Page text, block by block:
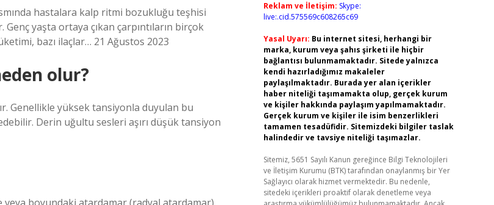
hastalara kalp ritmi bozukluğu teşhisi
yaşta ortaya çıkan çarpıntıların birçok
bazı ilaçlar… 21 Ağustos 2023
olur?
Genellikle yüksek tansiyonla duyulan bu
Derin uğultu sesleri aşırı düşük tansiyon
Reklam ve İletişim: Skype:
live:.cid.575569c608265c69
Yasal Uyarı: Bu internet sitesi, herhangi bir
marka, kurum veya şahıs şirketi ile hiçbir
bağlantısı bulunmamaktadır. Sitede yalnızca
kendi hazırladığımız makaleler
paylaşılmaktadır. Burada yer alan içerikler
haber niteliği taşımamakta olup, gerçek kurum
ve kişiler hakkında paylaşım yapılmamaktadır.
Gerçek kurum ve kişiler ile isim benzerlikleri
tamamen tesadüfidir. Sitemizdeki bilgiler taslak
halindedir ve tavsiye niteliği taşımazlar.
Sitemiz, 5651 Sayılı Kanun gereğince Bilgi Teknolojileri
ve İletişim Kurumu (BTK) tarafından onaylanmış bir Yer
Sağlayıcı olarak hizmet vermektedir. Bu nedenle,
sitedeki içerikleri proaktif olarak denetleme veya